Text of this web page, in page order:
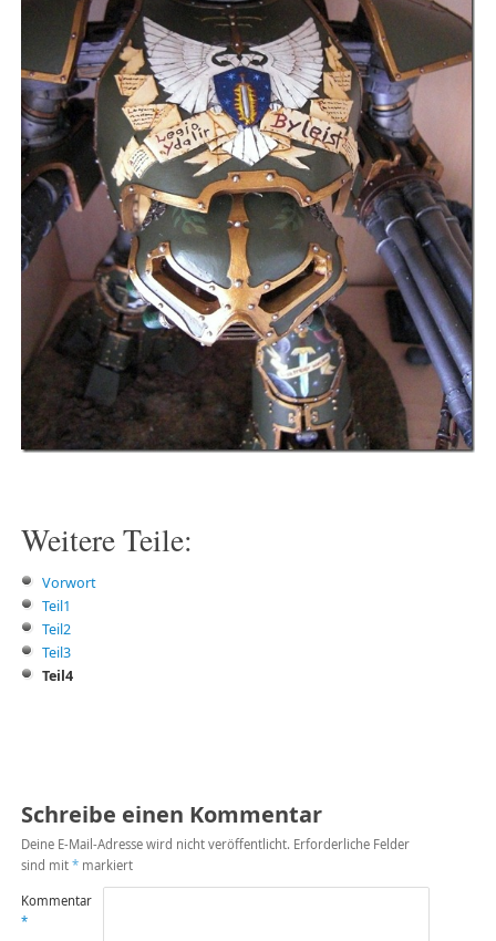
Weitere Teile:
Vorwort
Teil1
Teil2
Teil3
Teil4
Schreibe einen Kommentar
Deine E-Mail-Adresse wird nicht veröffentlicht. Erforderliche Felder
sind mit *markiert
Kommentar
*